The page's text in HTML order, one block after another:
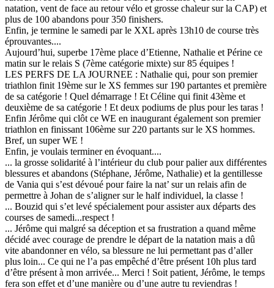
natation, vent de face au retour vélo et grosse chaleur sur la CAP) et
plus de 100 abandons pour 350 finishers.
Enfin, je termine le samedi par le XXL après 13h10 de course très
éprouvantes....
Aujourd’hui, superbe 17ème place d’Etienne, Nathalie et Périne ce
matin sur le relais S (7ème catégorie mixte) sur 85 équipes !
LES PERFS DE LA JOURNEE : Nathalie qui, pour son premier
triathlon finit 19ème sur le XS femmes sur 190 partantes et première
de sa catégorie ! Quel démarrage ! Et Céline qui finit 43ème et
deuxième de sa catégorie ! Et deux podiums de plus pour les taras !
Enfin Jérôme qui clôt ce WE en inaugurant également son premier
triathlon en finissant 106ème sur 220 partants sur le XS hommes.
Bref, un super WE !
Enfin, je voulais terminer en évoquant....
... la grosse solidarité à l’intérieur du club pour palier aux différentes
blessures et abandons (Stéphane, Jérôme, Nathalie) et la gentillesse
de Vania qui s’est dévoué pour faire la nat’ sur un relais afin de
permettre à Johan de s’aligner sur le half individuel, la classe !
... Bouzid qui s’et levé spécialement pour assister aux départs des
courses de samedi...respect !
... Jérôme qui malgré sa déception et sa frustration a quand même
décidé avec courage de prendre le départ de la natation mais a dû
vite abandonner en vélo, sa blessure ne lui permettant pas d’aller
plus loin... Ce qui ne l’a pas empêché d’être présent 10h plus tard
d’être présent à mon arrivée... Merci ! Soit patient, Jérôme, le temps
fera son effet et d’une manière ou d’une autre tu reviendras !